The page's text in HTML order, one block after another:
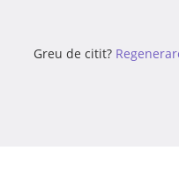
Greu de citit?